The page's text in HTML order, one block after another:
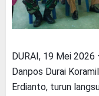
DURAI, 19 Mei
Danpos Durai
Erdianto, turun